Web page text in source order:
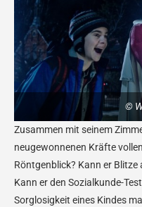
©
Zusammen mit seinem
neugewonnenen Kräfte
Röntgenblick? Kann er Blitze
Kann er den Sozialkunde-
Sorglosigkeit eines Kindes